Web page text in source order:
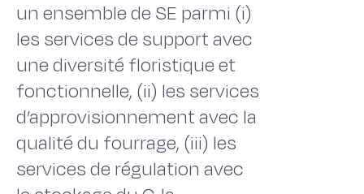
un ensemble de SE parmi (i)
les services de support avec
une diversité floristique et
fonctionnelle, (ii) les services
d’approvisionnement avec la
qualité du fourrage, (iii) les
services de régulation avec